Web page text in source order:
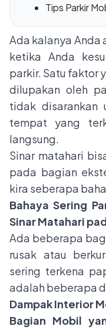
Tips Parkir
Ada kalanya Anda
ketika Anda
parkir. Satu faktor
dilupakan oleh
tidak disarankan
tempat yang
langsung.
Sinar matahari
pada bagian
kira seberapa
Bahaya Sering
Sinar Matahari
Ada beberapa
rusak atau
sering terkena
adalah beberapa
Dampak Interior
Bagian Mobil